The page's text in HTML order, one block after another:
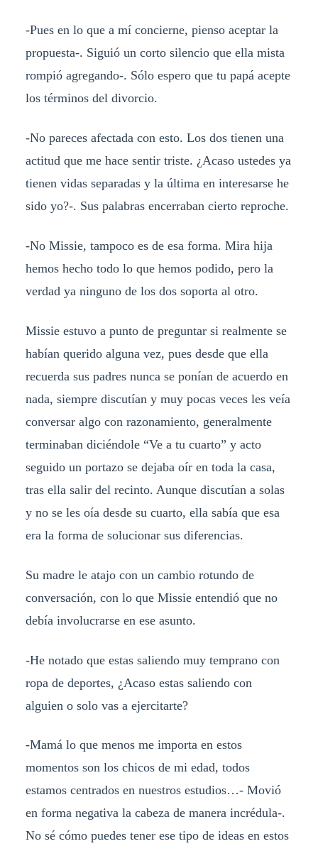
-Pues en lo que a mí concierne, pienso aceptar la
propuesta-. Siguió un corto silencio que ella mista
rompió agregando-. Sólo espero que tu papá acepte
los términos del divorcio.
-No pareces afectada con esto. Los dos tienen una
actitud que me hace sentir triste. ¿Acaso ustedes ya
tienen vidas separadas y la última en interesarse he
sido yo?-. Sus palabras encerraban cierto reproche.
-No Missie, tampoco es de esa forma. Mira hija
hemos hecho todo lo que hemos podido, pero la
verdad ya ninguno de los dos soporta al otro.
Missie estuvo a punto de preguntar si realmente se
habían querido alguna vez, pues desde que ella
recuerda sus padres nunca se ponían de acuerdo en
nada, siempre discutían y muy pocas veces les veía
conversar algo con razonamiento, generalmente
terminaban diciéndole “Ve a tu cuarto” y acto
seguido un portazo se dejaba oír en toda la casa,
tras ella salir del recinto. Aunque discutían a solas
y no se les oía desde su cuarto, ella sabía que esa
era la forma de solucionar sus diferencias.
Su madre le atajo con un cambio rotundo de
conversación, con lo que Missie entendió que no
debía involucrarse en ese asunto.
-He notado que estas saliendo muy temprano con
ropa de deportes, ¿Acaso estas saliendo con
alguien o solo vas a ejercitarte?
-Mamá lo que menos me importa en estos
momentos son los chicos de mi edad, todos
estamos centrados en nuestros estudios…- Movió
en forma negativa la cabeza de manera incrédula-.
No sé cómo puedes tener ese tipo de ideas en estos